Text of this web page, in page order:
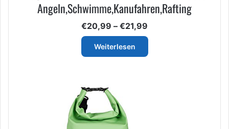
Angeln,Schwimme,Kanufahren,Rafting
€20,99 – €21,99
€20,99
€21,99
Weiterlesen